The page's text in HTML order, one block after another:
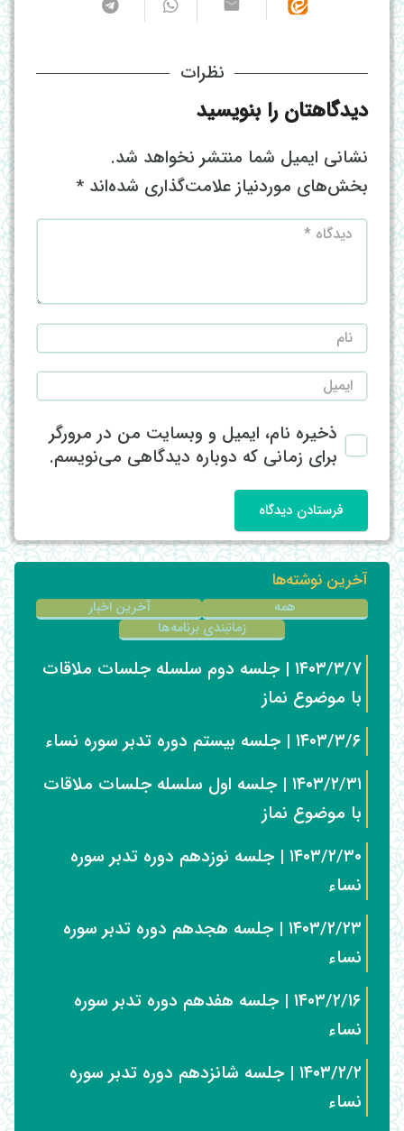
نظرات
دیدگاهتان را بنویسید
نشانی ایمیل شما منتشر نخواهد شد.
بخش‌های موردنیاز علامت‌گذاری شده‌اند *
ذخیره نام، ایمیل و وبسایت من در مرورگر
برای زمانی که دوباره دیدگاهی می‌نویسم.
فرستادن دیدگاه
آخرین نوشته‌ها
همه
آخرین اخبار
زمانبندی برنامه‌ها
۱۴۰۳/۳/۷ | جلسه دوم سلسله جلسات ملاقات
با موضوع نماز
۱۴۰۳/۳/۶ | جلسه بیستم دوره تدبر سوره نساء
۱۴۰۳/۲/۳۱ | جلسه اول سلسله جلسات ملاقات
با موضوع نماز
۱۴۰۳/۲/۳۰ | جلسه نوزدهم دوره تدبر سوره
نساء
۱۴۰۳/۲/۲۳ | جلسه هجدهم دوره تدبر سوره
نساء
۱۴۰۳/۲/۱۶ | جلسه هفدهم دوره تدبر سوره
نساء
۱۴۰۳/۲/۲ | جلسه شانزدهم دوره تدبر سوره
نساء